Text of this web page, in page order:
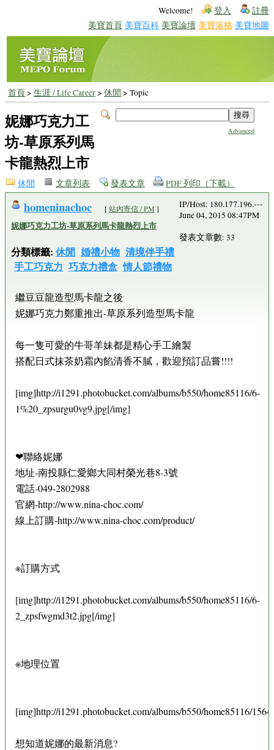
Welcome! 登入 註冊
美寶首頁 美寶百科 美寶論壇 美寶落格 美寶地圖
首頁> 生涯 / Life Career> 休閒 > Topic
Advanced
妮娜巧克力工
坊-草原系列馬
卡龍熱烈上市
休閒 文章列表 發表文章 PDF 列印（下載）
homeninachoc [站內寄信 / PM ]
妮娜巧克力工坊-草原系列馬卡龍熱烈上市
分類標籤: 休閒 婚禮小物 清境伴手禮
手工巧克力 巧克力禮盒 情人節禮物
IP/Host: 180.177.196.---
June 04, 2015 08:47PM
發表文章數: 33
繼豆豆龍造型馬卡龍之後
妮娜巧克力鄭重推出-草原系列造型馬卡龍
每一隻可愛的牛哥羊妹都是精心手工繪製
搭配日式抹茶奶霜內餡清香不膩，歡迎預訂品嘗!!!!
[img]http://i1291.photobucket.com/albums/b550/home85116/6-
1%20_zpsurgu0vg9.jpg[/img]
❤聯絡妮娜
地址-南投縣仁愛鄉大同村榮光巷8-3號
電話-049-2802988
官網-http://www.nina-choc.com/
線上訂購-http://www.nina-choc.com/product/
※訂購方式
[img]http://i1291.photobucket.com/albums/b550/home85116/6-
2_zpsfwgmd3t2.jpg[/img]
※地理位置
[img]http://i1291.photobucket.com/albums/b550/home85116/
想知道妮娜的最新消息?